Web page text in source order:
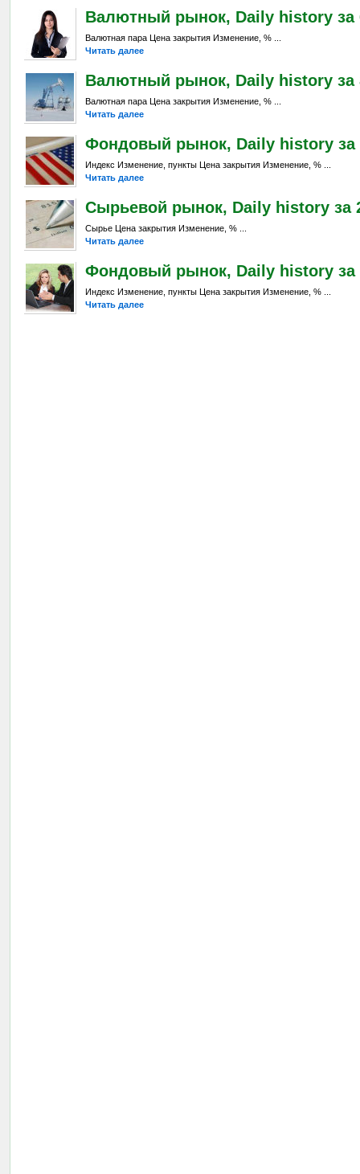
Валютный рынок, Daily history за
Валютная пара Цена закрытия Изменение, % ...
Читать далее
Валютный рынок, Daily history за
Валютная пара Цена закрытия Изменение, % ...
Читать далее
Фондовый рынок, Daily history за
Индекс Изменение, пункты Цена закрытия Изменение, % ...
Читать далее
Сырьевой рынок, Daily history за
Сырье Цена закрытия Изменение, % ...
Читать далее
Фондовый рынок, Daily history за
Индекс Изменение, пункты Цена закрытия Изменение, % ...
Читать далее